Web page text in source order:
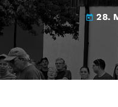
today 28.